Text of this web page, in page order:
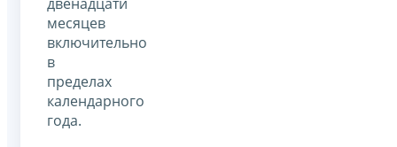
месяцев
включительно
в
пределах
календарного
года.